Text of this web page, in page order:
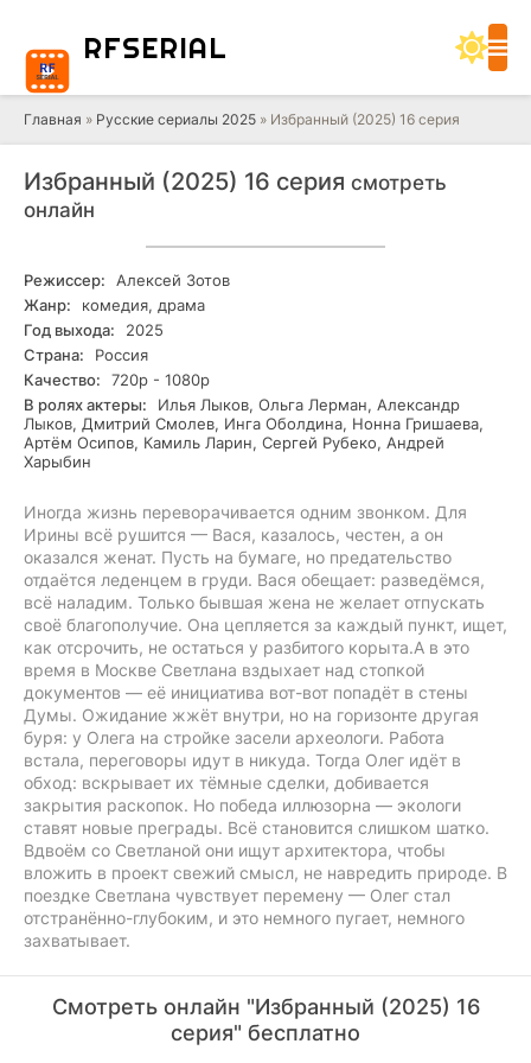
RFSERIAL
Главная » Русские сериалы 2025 » Избранный (2025) 16 серия
Избранный (2025) 16 серия смотреть
онлайн
Режиссер:
Алексей Зотов
Жанр:
комедия, драма
Год выхода:
2025
Страна:
Россия
Качество:
720р - 1080р
В ролях актеры:
Илья Лыков, Ольга Лерман, Александр
Лыков, Дмитрий Смолев, Инга Оболдина, Нонна Гришаева,
Артём Осипов, Камиль Ларин, Сергей Рубеко, Андрей
Харыбин
Иногда жизнь переворачивается одним звонком. Для
Ирины всё рушится — Вася, казалось, честен, а он
оказался женат. Пусть на бумаге, но предательство
отдаётся леденцем в груди. Вася обещает: разведёмся,
всё наладим. Только бывшая жена не желает отпускать
своё благополучие. Она цепляется за каждый пункт, ищет,
как отсрочить, не остаться у разбитого корыта.А в это
время в Москве Светлана вздыхает над стопкой
документов — её инициатива вот-вот попадёт в стены
Думы. Ожидание жжёт внутри, но на горизонте другая
буря: у Олега на стройке засели археологи. Работа
встала, переговоры идут в никуда. Тогда Олег идёт в
обход: вскрывает их тёмные сделки, добивается
закрытия раскопок. Но победа иллюзорна — экологи
ставят новые преграды. Всё становится слишком шатко.
Вдвоём со Светланой они ищут архитектора, чтобы
вложить в проект свежий смысл, не навредить природе. В
поездке Светлана чувствует перемену — Олег стал
отстранённо-глубоким, и это немного пугает, немного
захватывает.
Смотреть онлайн "Избранный (2025) 16
серия" бесплатно